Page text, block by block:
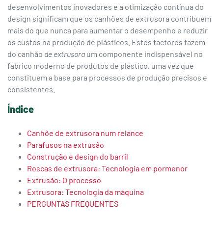
desenvolvimentos inovadores e a otimização contínua do
design significam que os canhões de extrusora contribuem
mais do que nunca para aumentar o desempenho e reduzir
os custos na produção de plásticos. Estes factores fazem
do canhão de extrusora um componente indispensável no
fabrico moderno de produtos de plástico, uma vez que
constituem a base para processos de produção precisos e
consistentes.
Índice
Canhõe de extrusora num relance
Parafusos na extrusão
Construção e design do barril
Roscas de extrusora: Tecnologia em pormenor
Extrusão: O processo
Extrusora: Tecnologia da máquina
PERGUNTAS FREQUENTES